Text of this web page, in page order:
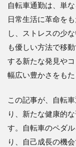
自転車通勤は、単
日常生活に革命を
し、ストレスの少
も優しい方法で移
する新たな発見や
幅広い豊かさをもた
この記事が、自転
り、新たな健康的
す。自転車のペダ
り、自己成長の機